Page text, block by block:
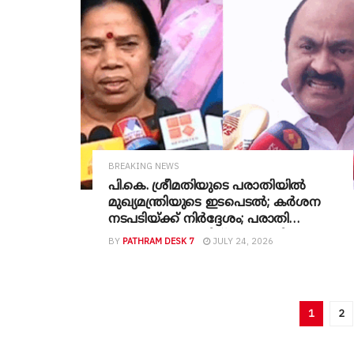
റിയാസ്
BREAKING NEWS
പി.കെ. ശ്രീമതിയുടെ പരാതിയിൽ
മുഖ്യമന്ത്രിയുടെ ഇടപെടൽ; കർശന
നടപടിയ്ക്ക് നിർദ്ദേശം; പരാതി
ആഭ്യന്തര വകുപ്പിന് കൈമാറി
BY PATHRAM DESK 7 JULY 24, 2026
1 2